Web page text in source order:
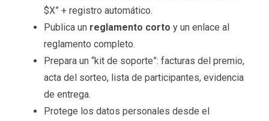
$X” + registro automático.
Publica un reglamento corto y un enlace al
reglamento completo.
Prepara un “kit de soporte”: facturas del premio,
acta del sorteo, lista de participantes, evidencia
de entrega.
Protege los datos personales desde el